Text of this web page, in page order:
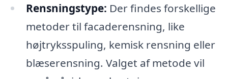
Rensningstype: Der findes forskellige
metoder til facaderensning, like
højtryksspuling, kemisk rensning eller
blæserensning. Valget af metode vil